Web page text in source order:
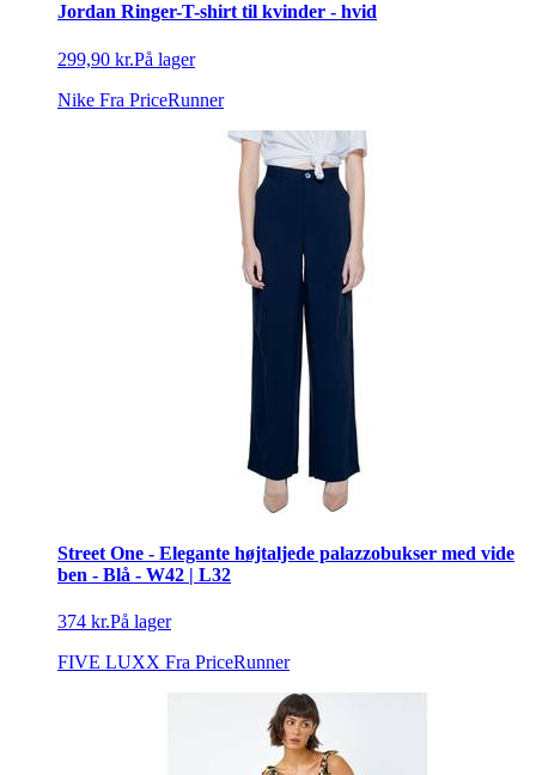
Jordan Ringer-T-shirt til kvinder - hvid
299,90 kr.På lager
Nike Fra PriceRunner
Street One - Elegante højtaljede palazzobukser med vide
ben - Blå - W42 | L32
374 kr.På lager
FIVE LUXX Fra PriceRunner